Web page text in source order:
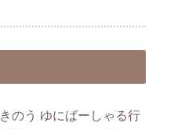
のう ゆにばーしゃる行